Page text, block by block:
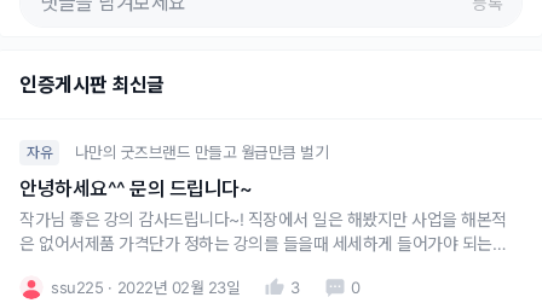
인증게시판 최신글
자유 나만의 굿즈브랜드 만들고 월급만큼 벌기
안녕하세요^^ 문의 드립니다~
작가님 좋은 강의 감사드립니다~! 직장에서 일은 해봤지만 사업을 해본적
은 없어서제품 가격단가 정하는 강의를 들을때 세세하게 들어가야 되는
소비자에게 제품(경품)을 주게 될때는 미리 책정한 홍보비에서 쓰는것인
ssu225 2022년 02월 23일 3 0